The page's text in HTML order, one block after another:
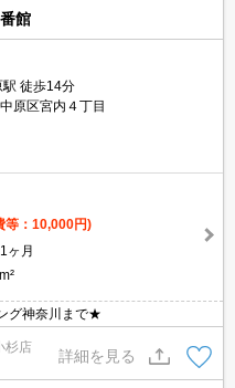
館
徒歩14分
原区宮内４丁目
等：10,000円)
1ヶ月
グ神奈川まで★
杉店
詳細を見る